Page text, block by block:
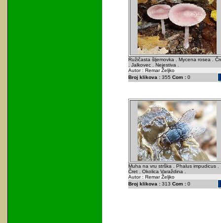
Ružičasta šljemovka . Mycena rosea .
. Jalkovec . Nejestiva .
Autor : Remar Željko
Broj klikova :355 Com :0
Muha na vru strška . Phalus impudicus .
Čret . Okolica Varaždina .
Autor : Remar Željko
Broj klikova :313 Com :0